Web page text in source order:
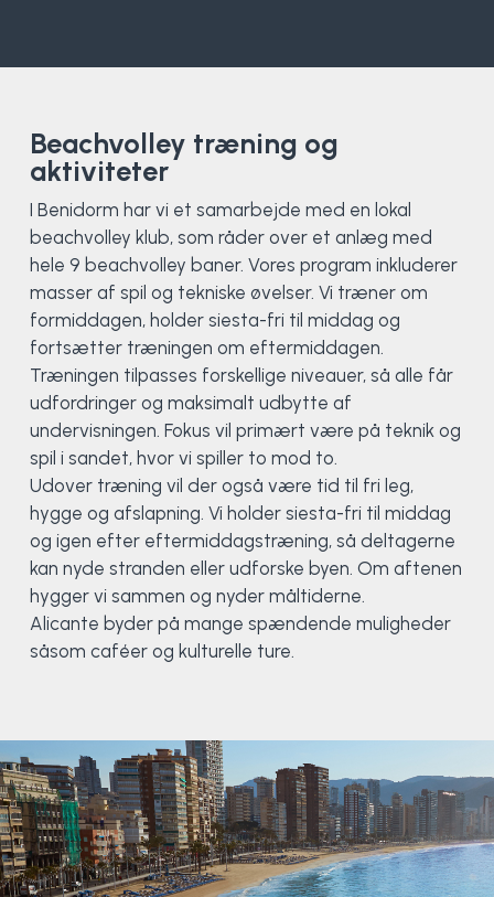
Beachvolley træning og
aktiviteter
I Benidorm har vi et samarbejde med en lokal
beachvolley klub, som råder over et anlæg med
hele 9 beachvolley baner. Vores program inkluderer
masser af spil og tekniske øvelser. Vi træner om
formiddagen, holder siesta-fri til middag og
fortsætter træningen om eftermiddagen.
Træningen tilpasses forskellige niveauer, så alle får
udfordringer og maksimalt udbytte af
undervisningen. Fokus vil primært være på teknik og
spil i sandet, hvor vi spiller to mod to.
Udover træning vil der også være tid til fri leg,
hygge og afslapning. Vi holder siesta-fri til middag
og igen efter eftermiddagstræning, så deltagerne
kan nyde stranden eller udforske byen. Om aftenen
hygger vi sammen og nyder måltiderne.
Alicante byder på mange spændende muligheder
såsom caféer og kulturelle ture.
Rytmisk gymnastik
Spring
Styrketræning
Surf
SUP
Svømning og Livredning
Tons og teambuilding
Vandsport
Volleyball
Yoga